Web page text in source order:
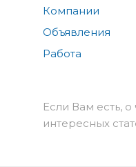
Компании
Объявления
Работа
Если Вам есть,
интересных